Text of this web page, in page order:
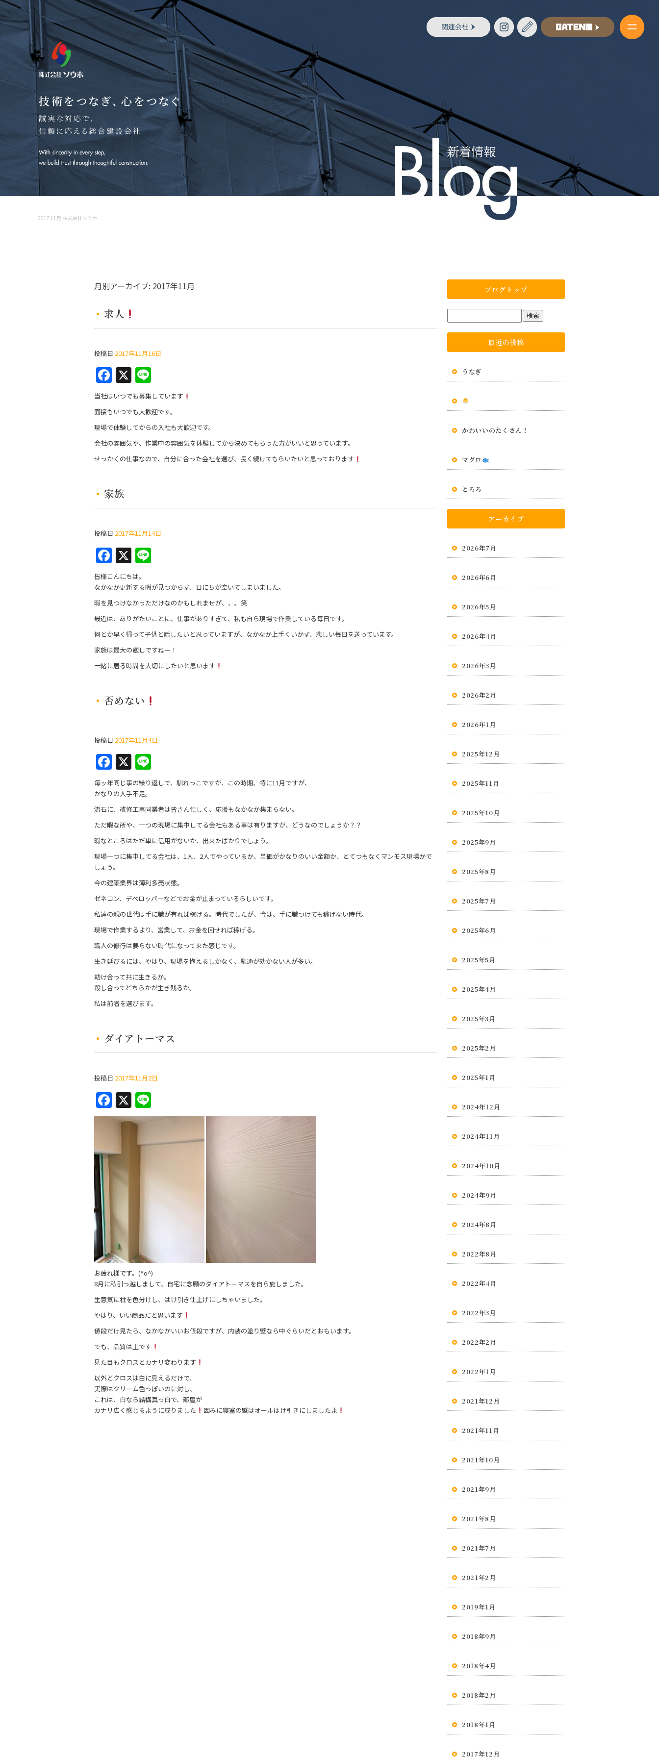
2017 11月|株式会社ソウホ
月別アーカイブ: 2017年11月
求人
投稿日 2017年11月16日
F
a
c
e
b
o
o
k
X
n
e
当社はいつでも募集しています
面接もいつでも大歓迎です。
現場で体験してからの入社も大歓迎です。
会社の雰囲気や、作業中の雰囲気を体験してから決めてもらった方がいいと思っています。
せっかくの仕事なので、自分に合った会社を選び、長く続けてもらいたいと思っております
家族
投稿日 2017年11月14日
F
a
c
e
b
o
o
k
X
e
皆様こんにちは。
なかなか更新する暇が見つからず、日にちが空いてしまいました。
暇を見つけなかっただけなのかもしれませが、、。笑
最近は、ありがたいことに、仕事がありすぎて、私も自ら現場で作業している毎日です。
何とか早く帰って子供と話したいと思っていますが、なかなか上手くいかず、悲しい毎日を送っています。
家族は最大の癒しですねー！
一緒に居る時間を大切にしたいと思います
否めない
投稿日 2017年11月4日
F
a
c
e
b
o
o
k
X
n
e
毎ッ年同じ事の繰り返しで、馴れっこですが、この時期、特に11月ですが、
かなりの人手不足。
流石に、改修工事同業者は皆さん忙しく、応援もなかなか集まらない。
ただ暇な所や、一つの現場に集中してる会社もある事は有りますが、どうなのでしょうか？？
暇なところはただ単に信用がないか、出来たばかりでしょう。
現場一つに集中してる会社は、1人、2人でやっているか、単価がかなりのいい金額か、とてつもなくマンモス現場かで
しょう。
今の建築業界は薄利多売状態。
ゼネコン、デベロッパーなどでお金が止まっているらしいです。
私達の親の世代は手に職が有れば稼げる。時代でしたが、今は、手に職つけても稼げない時代。
現場で作業するより、営業して、お金を回せれば稼げる。
職人の修行は要らない時代になって来た感じです。
生き延びるには、やはり、現場を抱えるしかなく、融通が効かない人が多い。
助け合って共に生きるか。
殺し合ってどちらかが生き残るか。
私は前者を選びます。
ダイアトーマス
投稿日 2017年11月2日
F
a
c
e
b
o
X
n
お疲れ様です。(^o^)
8月に私引っ越しまして、自宅に念願のダイアトーマスを自ら施しました。
生意気に柱を色分けし、はけ引き仕上げにしちゃいました。
やはり、いい商品だと思います
値段だけ見たら、なかなかいいお値段ですが、内装の塗り壁なら中ぐらいだとおもいます。
でも、品質は上です
見た目もクロスとカナリ変わります
以外とクロスは白に見えるだけで、
実際はクリーム色っぽいのに対し、
これは、白なら結構真っ白で、部屋が
カナリ広く感じるように成りました
因みに寝室の壁はオールはけ引きにしましたよ
ブログトップ
最近の投稿
うなぎ
かわいいのたくさん！
マグロ
とろろ
アーカイブ
2026年7月
2026年6月
2026年5月
2026年4月
2026年3月
2026年2月
2026年1月
2025年12月
2025年11月
2025年10月
2025年9月
2025年8月
2025年7月
2025年6月
2025年5月
2025年4月
2025年3月
2025年2月
2025年1月
2024年12月
2024年11月
2024年10月
2024年9月
2024年8月
2022年8月
2022年4月
2022年3月
2022年2月
2022年1月
2021年12月
2021年11月
2021年10月
2021年9月
2021年8月
2021年7月
2021年2月
2019年1月
2018年9月
2018年4月
2018年2月
2018年1月
2017年12月